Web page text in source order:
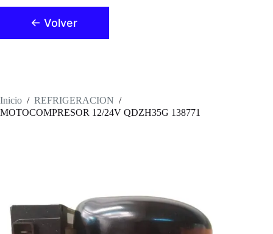
← Volver
Inicio / REFRIGERACION /
MOTOCOMPRESOR 12/24V QDZH35G 138771